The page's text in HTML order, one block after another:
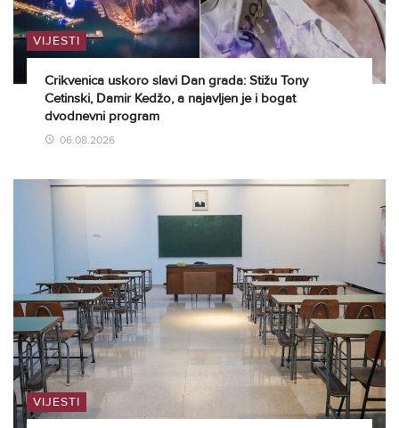
VIJESTI
Crikvenica uskoro slavi Dan grada: Stižu Tony
Cetinski, Damir Kedžo, a najavljen je i bogat
dvodnevni program
06.08.2026
VIJESTI